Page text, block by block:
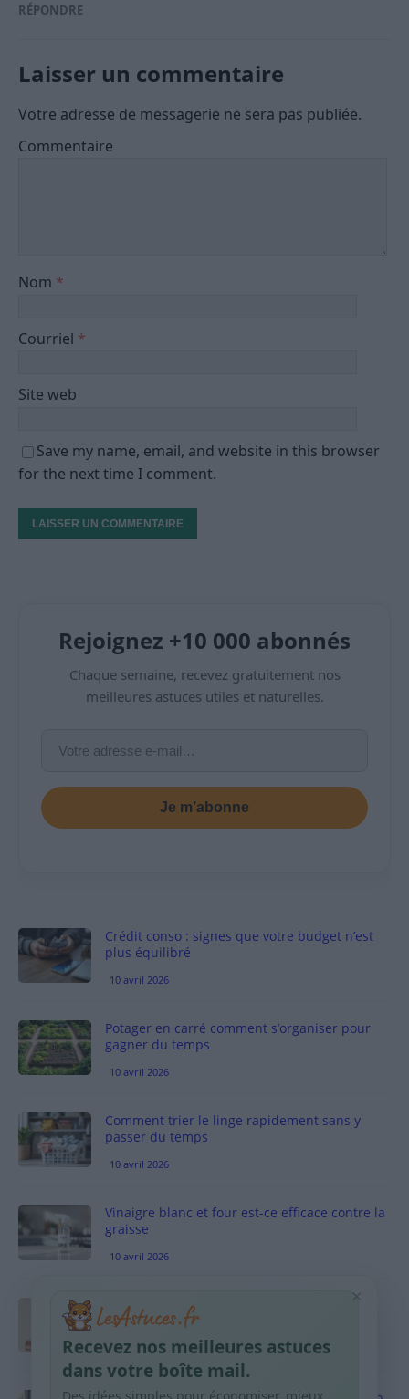
RÉPONDRE
Laisser un commentaire
Votre adresse de messagerie ne sera pas publiée.
Commentaire
Nom *
Courriel *
Site web
Save my name, email, and website in this browser
for the next time I comment.
Rejoignez +10 000 abonnés
Chaque semaine, recevez gratuitement nos
meilleures astuces utiles et naturelles.
Je m’abonne
Crédit conso : signes que votre budget n’est
plus équilibré
10 avril 2026
Potager en carré comment s’organiser pour
gagner du temps
10 avril 2026
Comment trier le linge rapidement sans y
passer du temps
10 avril 2026
Vinaigre blanc et four est-ce efficace contre la
graisse
10 avril 2026
Taches pigmentaires : routine simple +
habitudes qui aident
9 avril 2026
×
Recevez nos meilleures astuces
dans votre boîte mail.